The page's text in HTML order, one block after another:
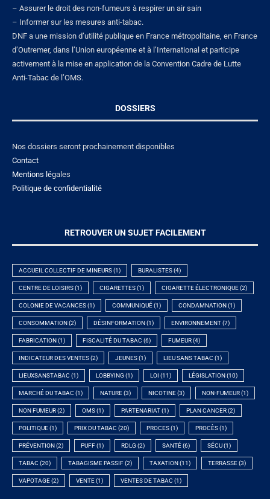
– Assurer le droit des non-fumeurs à respirer un air sain
– Informer sur les mesures anti-tabac.
DNF a une mission d’utilité publique en France métropolitaine, en France
d’Outremer, dans l’Union européenne et à l’International et participe
activement à la mise en application de la Convention Cadre de Lutte
Anti-Tabac de l’OMS.
DOSSIERS
Nos dossiers seront prochainement disponibles
Contact
Mentions légales
Politique de confidentialité
RETROUVER UN SUJET FACILEMENT
ACCUEIL COLLECTIF DE MINEURS(1) BURALISTES(4)
CENTRE DE LOISIRS(1) CIGARETTES(1) CIGARETTE ÉLECTRONIQUE(2)
COLONIE DE VACANCES(1) COMMUNIQUÉ(1) CONDAMNATION (1)
CONSOMMATION (2) DÉSINFORMATION (1) ENVIRONNEMENT(7)
FABRICATION (1) FISCALITÉ DU TABAC (6) FUMEUR(4)
INDICATEUR DES VENTES(2) JEUNES(1) LIEU SANS TABAC (1)
LIEUXSANSTABAC (1) LOBBYING (1) LOI (11) LÉGISLATION (10)
MARCHÉ DU TABAC (1) NATURE(3) NICOTINE(3) NON-FUMEUR(1)
NON FUMEUR(2) OMS(1) PARTENARIAT(1) PLAN CANCER(2)
POLITIQUE(1) PRIX DU TABAC (20) PROCES(1) PROCÈS(1)
PRÉVENTION (2) PUFF(1) RDLG (2) SANTÉ(6) SÉCU(1)
TABAC (20) TABAGISME PASSIF(2) TAXATION (11) TERRASSE(3)
VAPOTAGE(2) VENTE(1) VENTES DE TABAC (1)